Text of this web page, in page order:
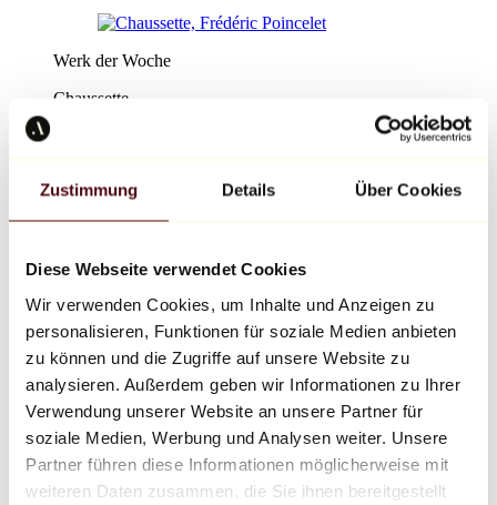
Zustimmung Details Über Cookies
Diese Webseite verwendet Cookies
Wir verwenden Cookies, um Inhalte und Anzeigen zu
personalisieren, Funktionen für soziale Medien anbieten
zu können und die Zugriffe auf unsere Website zu
analysieren. Außerdem geben wir Informationen zu Ihrer
Verwendung unserer Website an unsere Partner für
soziale Medien, Werbung und Analysen weiter. Unsere
Partner führen diese Informationen möglicherweise mit
weiteren Daten zusammen, die Sie ihnen bereitgestellt
Werk der Woche
Chaussette
Entdecken
Entdecken Sie die Zeichnungen
Unsere Top-Verkäufe
Erschwingliche Zeichnungen
Nach Stil
Street Art
Porträt
Abstrakt
Tiere
Stillleben
Durch Technik
Aquarell